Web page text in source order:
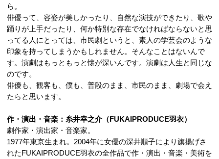
ら。
俳優って、容姿が美しかったり、自然な演技ができたり、歌や
踊りが上手だったり、何か特別な存在でなければならないと思
ってる人にとっては、市民劇というと、素人の学芸会のような
印象を持ってしまうかもしれません。そんなことはないんで
す。演劇はもっともっと懐が深いんです。演劇は人生と同じな
のです。
俳優も、観客も、僕も、普段のまま、市民のまま、劇場で会え
たらと思います。
作・演出・音楽：糸井幸之介（FUKAIPRODUCE羽衣）
劇作家・演出家・音楽家。
1977年東京生まれ。2004年に女優の深井順子により旗揚げさ
れたFUKAIPRODUCE羽衣の全作品で作・演出・音楽・美術を